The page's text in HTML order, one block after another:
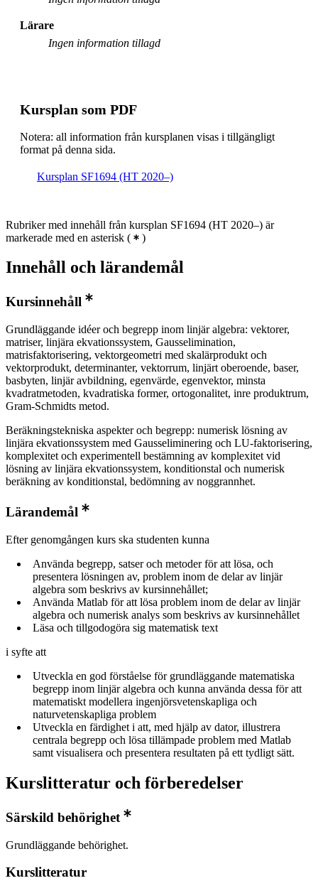
Lärare
Ingen information tillagd
Kursplan som PDF
Notera: all information från kursplanen visas i tillgängligt
format på denna sida.
Kursplan SF1694 (HT 2020–)
Rubriker med innehåll från kursplan SF1694 (HT 2020–) är
markerade med en asterisk ( )
Innehåll och lärandemål
Kursinnehåll
Grundläggande idéer och begrepp inom linjär algebra: vektorer,
matriser, linjära ekvationssystem, Gausselimination,
matrisfaktorisering, vektorgeometri med skalärprodukt och
vektorprodukt, determinanter, vektorrum, linjärt oberoende, baser,
basbyten, linjär avbildning, egenvärde, egenvektor, minsta
kvadratmetoden, kvadratiska former, ortogonalitet, inre produktrum,
Gram-Schmidts metod.
Beräkningstekniska aspekter och begrepp: numerisk lösning av
linjära ekvationssystem med Gausseliminering och LU-faktorisering,
komplexitet och experimentell bestämning av komplexitet vid
lösning av linjära ekvationssystem, konditionstal och numerisk
beräkning av konditionstal, bedömning av noggrannhet.
Lärandemål
Efter genomgången kurs ska studenten kunna
Använda begrepp, satser och metoder för att lösa, och
presentera lösningen av, problem inom de delar av linjär
algebra som beskrivs av kursinnehållet;
Använda Matlab för att lösa problem inom de delar av linjär
algebra och numerisk analys som beskrivs av kursinnehållet
Läsa och tillgodogöra sig matematisk text
i syfte att
Utveckla en god förståelse för grundläggande matematiska
begrepp inom linjär algebra och kunna använda dessa för att
matematiskt modellera ingenjörsvetenskapliga och
naturvetenskapliga problem
Utveckla en färdighet i att, med hjälp av dator, illustrera
centrala begrepp och lösa tillämpade problem med Matlab
samt visualisera och presentera resultaten på ett tydligt sätt.
Kurslitteratur och förberedelser
Särskild behörighet
Grundläggande behörighet.
Kurslitteratur